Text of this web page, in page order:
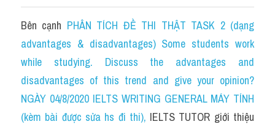
Map
Transcript
Cam
Series luyện nghe Tiếng Anh cùng IELTS T
Health and Medicine
Bên cạnh PHÂN TÍCH ĐỀ THI THẬT TASK 2 (dạng
advantages & disadvantages) Some students work
while studying. Discuss the advantages and
disadvantages of this trend and give your opinion?
NGÀY 04/8/2020 IELTS WRITING GENERAL MÁY TÍNH
(kèm bài được sửa hs đi thi), IELTS TUTOR giới thiệu